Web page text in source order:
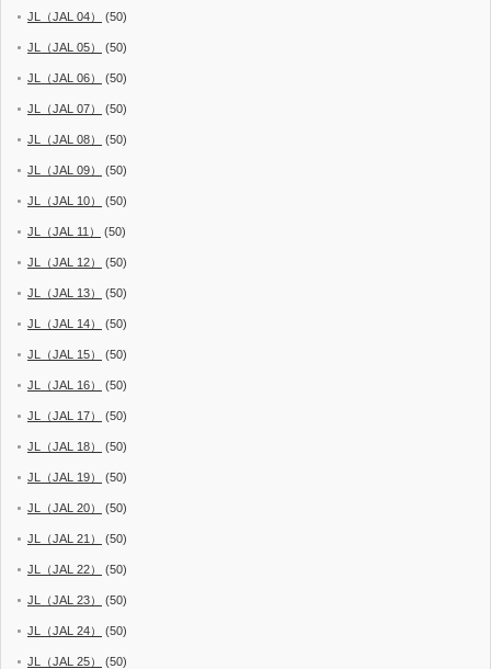
JL（JAL 04） (50)
JL（JAL 05） (50)
JL（JAL 06） (50)
JL（JAL 07） (50)
JL（JAL 08） (50)
JL（JAL 09） (50)
JL（JAL 10） (50)
JL（JAL 11） (50)
JL（JAL 12） (50)
JL（JAL 13） (50)
JL（JAL 14） (50)
JL（JAL 15） (50)
JL（JAL 16） (50)
JL（JAL 17） (50)
JL（JAL 18） (50)
JL（JAL 19） (50)
JL（JAL 20） (50)
JL（JAL 21） (50)
JL（JAL 22） (50)
JL（JAL 23） (50)
JL（JAL 24） (50)
JL（JAL 25） (50)